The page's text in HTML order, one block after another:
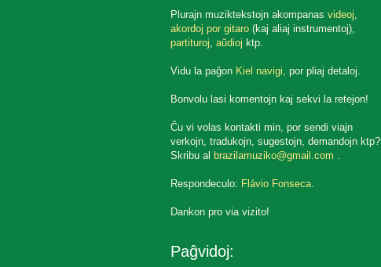
Plurajn muziktekstojn akompanas videoj,
akordoj por gitaro(kaj aliaj instrumentoj),
partituroj, aŭdioj ktp.
Vidu la paĝon Kiel navigi, por pliaj detaloj.
Bonvolu lasi komentojn kaj sekvi la retejon!
Ĉu vi volas kontakti min, por sendi viajn
verkojn, tradukojn, sugestojn, demandojn ktp?
Skribu al brazilamuziko@gmail.com .
Respondeculo: Flávio Fonseca.
Dankon pro via vizito!
Paĝvidoj: